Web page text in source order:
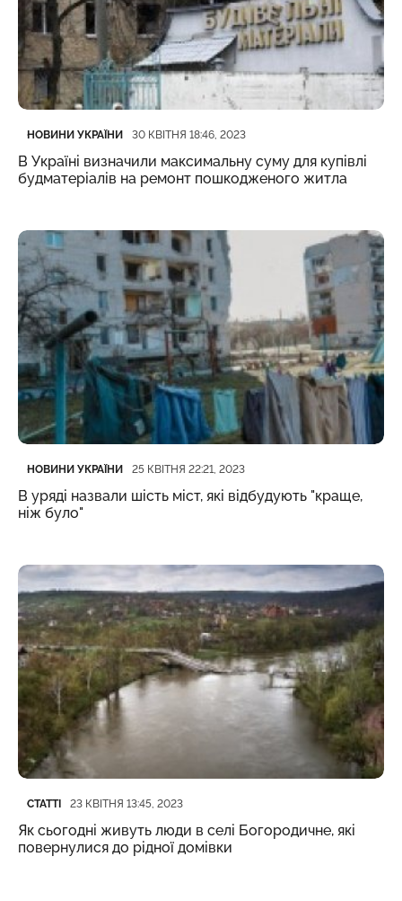
Категорія
НОВИНИ УКРАЇНИ
Дата публікації 30 КВІТНЯ 18:46, 2023
В Україні визначили максимальну суму для купівлі
будматеріалів на ремонт пошкодженого житла
Категорія
НОВИНИ УКРАЇНИ
Дата публікації 25 КВІТНЯ 22:21, 2023
В уряді назвали шість міст, які відбудують "краще,
ніж було"
Категорія
СТАТТІ
Дата публікації
23 КВІТНЯ 13:45, 2023
Як сьогодні живуть люди в селі Богородичне, які
повернулися до рідної домівки